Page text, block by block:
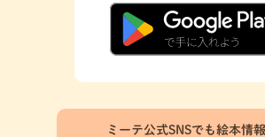
ミーテ公式SNSでも絵本情報